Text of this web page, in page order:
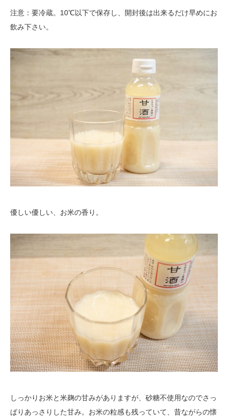
注意：要冷蔵。10℃以下で保存し、開封後は出来るだけ早めにお
飲み下さい。
優しい優しい、お米の香り。
しっかりお米と米麹の甘みがありますが、砂糖不使用なのでさっ
ぱりあっさりした甘み。お米の粒感も残っていて、昔ながらの懐